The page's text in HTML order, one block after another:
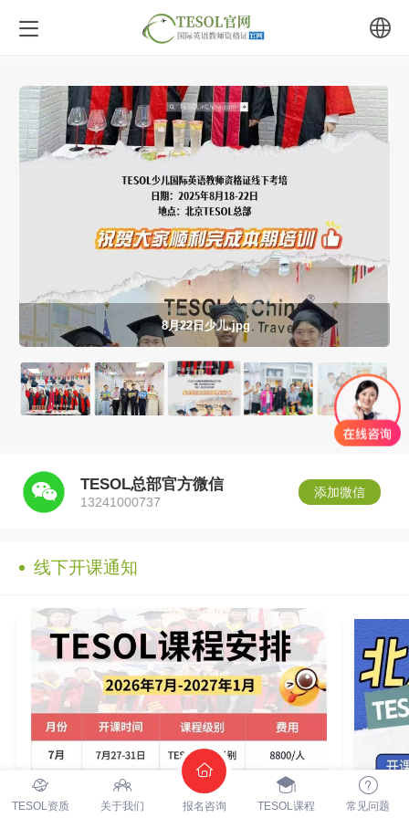
English
8月22日少儿.jpg
TESOL总部官方微信
13241000737
添加微信
线下开课通知
TESOL资质 关于我们 报名咨询 TESOL课程 常见问题